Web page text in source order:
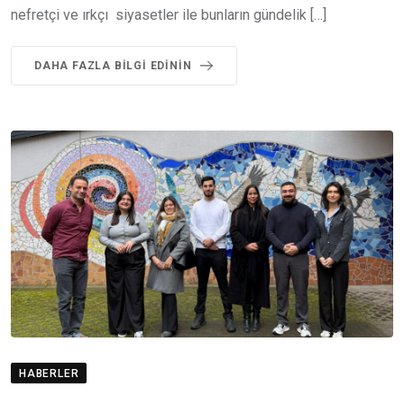
nefretçi ve ırkçı siyasetler ile bunların gündelik […]
DAHA FAZLA BILGI EDININ
HABERLER